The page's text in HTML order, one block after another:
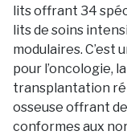
lits offrant 34
lits de soins
modulaires.
pour l’oncologie,
transplantation
osseuse offrant
conformes aux